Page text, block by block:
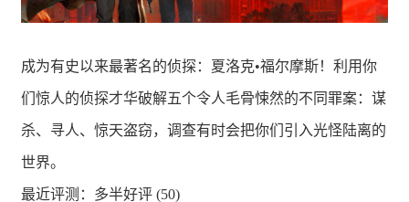
成为有史以来最著名的侦探：夏洛克•福尔摩斯！利用你
们惊人的侦探才华破解五个令人毛骨悚然的不同罪案：谋
杀、寻人、惊天盗窃，调查有时会把你们引入光怪陆离的
世界。
最近评测： 多半好评 (50)